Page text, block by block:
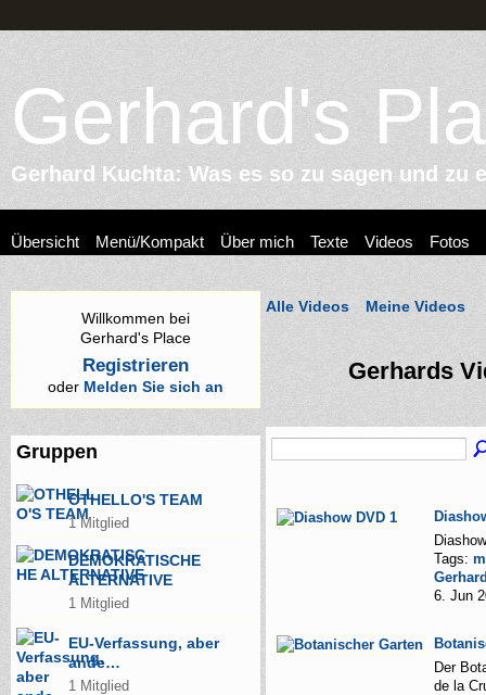
Gerhard's
Gerhard Kuchta: Was es so zu sagen und zu
Übersicht Menü/Kompakt Über mich Texte Videos Fotos
Willkommen bei
Gerhard's Place
Registrieren
oder Melden Sie sich an
Gruppen
OTHELLO'S TEAM
1 Mitglied
DEMOKRATISCHE
ALTERNATIVE
1 Mitglied
EU-Verfassung, aber
ande…
1 Mitglied
Alle Videos Meine Videos
Gerhards
Tags:
6. Jun
Der
de la